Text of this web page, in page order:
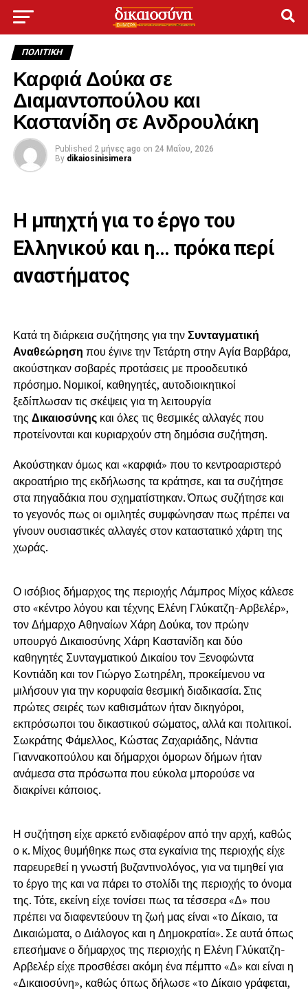
ΠΟΛΙΤΙΚΉ
Καρφιά Δούκα σε
Διαμαντοπούλου και
Καστανίδη σε Ανδρουλάκη
Published 2 μήνες ago on 24 Μαΐου, 2026
By dikaiosinisimera
Η μπηχτή για το έργο του
Ελληνικού και η… πρόκα περί
αναστήματος
Κατά τη διάρκεια συζήτησης για τηνΣυνταγματική
Αναθεώρηση που έγινε την Τετάρτη στην Αγία Βαρβάρα,
ακούστηκαν σοβαρές προτάσεις με προοδευτικό
πρόσημο. Νομικοί, καθηγητές, αυτοδιοικητικoί
ξεδίπλωσαν τις σκέψεις για τη λειτουργία
της Δικαιοσύνης και όλες τις θεσμικές αλλαγές που
προτείνονται και κυριαρχούν στη δημόσια συζήτηση.
Ακούστηκαν όμως και «καρφιά» που το κεντροαριστερό
ακροατήριο της εκδήλωσης τα κράτησε, και τα συζήτησε
στα πηγαδάκια που σχηματίστηκαν. Όπως συζήτησε και
το γεγονός πως οι ομιλητές συμφώνησαν πως πρέπει να
γίνουν ουσιαστικές αλλαγές στον καταστατικό χάρτη της
χωράς.
Ο ισόβιος δήμαρχος της περιοχής Λάμπρος Μίχος κάλεσε
στο «κέντρο λόγου και τέχνης Ελένη Γλύκατζη-Αρβελέρ»,
τον Δήμαρχο Αθηναίων Χάρη Δούκα, τον πρώην
υπουργό Δικαιοσύνης Χάρη Καστανίδη και δύο
καθηγητές Συνταγματικού Δικαίου τον Ξενοφώντα
Κοντιάδη και τον Γιώργο Σωτηρέλη, προκείμενου να
μιλήσουν για την κορυφαία θεσμική διαδικασία. Στις
πρώτες σειρές των καθισμάτων ήταν δικηγόροι,
εκπρόσωποι του δικαστικού σώματος, αλλά και πολιτικοί.
Σωκράτης Φάμελλος, Κώστας Ζαχαριάδης, Νάντια
Γιαννακοπούλου και δήμαρχοι όμορων δήμων ήταν
ανάμεσα στα πρόσωπα που εύκολα μπορούσε να
διακρίνει κάποιος.
Η συζήτηση είχε αρκετό ενδιαφέρον από την αρχή, καθώς
ο κ. Μίχος θυμήθηκε πως στα εγκαίνια της περιοχής είχε
παρευρεθεί η γνωστή βυζαντινολόγος, για να τιμηθεί για
το έργο της και να πάρει το στολίδι της περιοχής το όνομα
της. Τότε, εκείνη είχε τονίσει πως τα τέσσερα «Δ» που
πρέπει να διαφεντεύουν τη ζωή μας είναι «το Δίκαιο, τα
Δικαιώματα, ο Διάλογος και η Δημοκρατία». Σε αυτά όπως
επεσήμανε ο δήμαρχος της περιοχής η Ελένη Γλύκατζη-
Αρβελέρ είχε προσθέσει ακόμη ένα πέμπτο «Δ» και είναι η
«Δικαιοσύνη», καθώς όπως δήλωσε «το Δίκαιο γράφεται,